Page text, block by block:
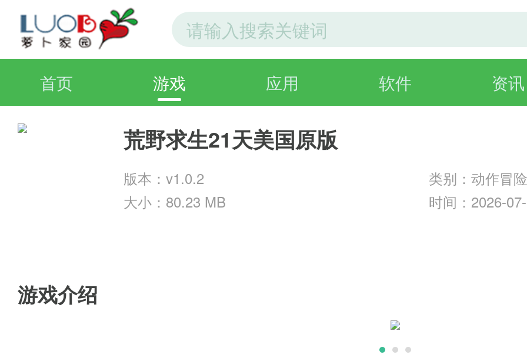
首页 游戏 应用 软件 资讯
荒野求生21天美国原版
版本：v1.0.2
类别：动作冒险
大小：80.23 MB
时间：2026-
游戏介绍